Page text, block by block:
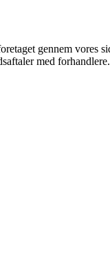
gennem vores
med